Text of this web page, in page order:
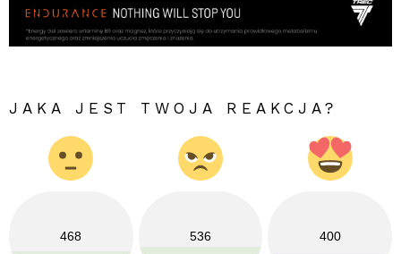
JAKA JEST TWOJA REAKCJA?
468 536 400